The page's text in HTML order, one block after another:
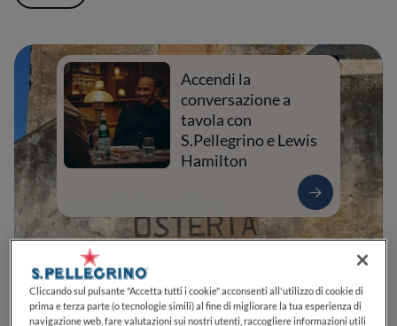
Accendi la
conversazione a
tavola con
S.Pellegrino e Lewis
Hamilton
Cliccando sul pulsante "Accetta tutti i cookie" acconsenti all'utilizzo di cookie di
prima e terza parte (o tecnologie simili) al fine di migliorare la tua esperienza di
navigazione web, fare valutazioni sui nostri utenti, raccogliere informazioni utili